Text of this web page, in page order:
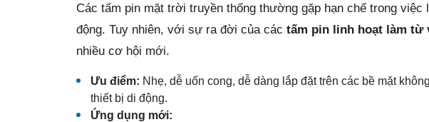
Các tấm pin mặt trời truyền thống thường gặp hạn chế trong việc
động. Tuy nhiên, với sự ra đời của các tấm pin linh hoạt làm từ
nhiều cơ hội mới.
Ưu điểm: Nhẹ, dễ uốn cong, dễ dàng lắp đặt trên các bề mặt
thiết bị di động.
Ứng dụng mới: